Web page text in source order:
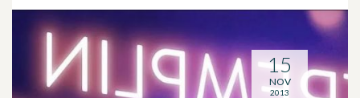
15
NOV
2013